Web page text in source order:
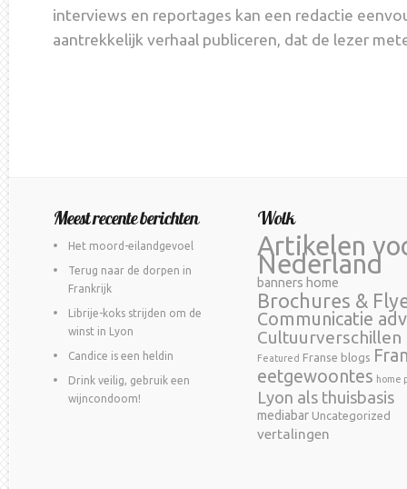
interviews en reportages kan een redactie
aantrekkelijk verhaal publiceren, dat de lezer
Meest recente berichten
Het moord-eilandgevoel
Terug naar de dorpen in
Frankrijk
Librije-koks strijden om de
winst in Lyon
Candice is een heldin
Drink veilig, gebruik een
wijncondoom!
Wolk
Artikelen
Nederland
banners home
Brochures &
Communicatie
Cultuurverschillen
Featured Franse blogs
eetgewoontes home
Lyon als thuisbasis
mediabar Uncategorized
vertalingen